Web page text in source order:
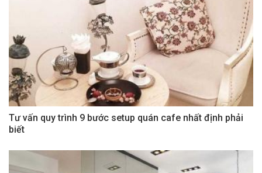
Tư vấn quy trình 9 bước setup quán cafe nhất định phải
biết